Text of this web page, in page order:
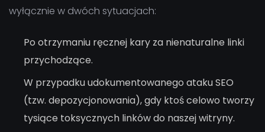
wyłącznie w dwóch sytuacjach:
Po otrzymaniu ręcznej kary za nienaturalne linki
przychodzące.
W przypadku udokumentowanego ataku SEO
(tzw. depozycjonowania), gdy ktoś celowo tworzy
tysiące toksycznych linków do naszej witryny.